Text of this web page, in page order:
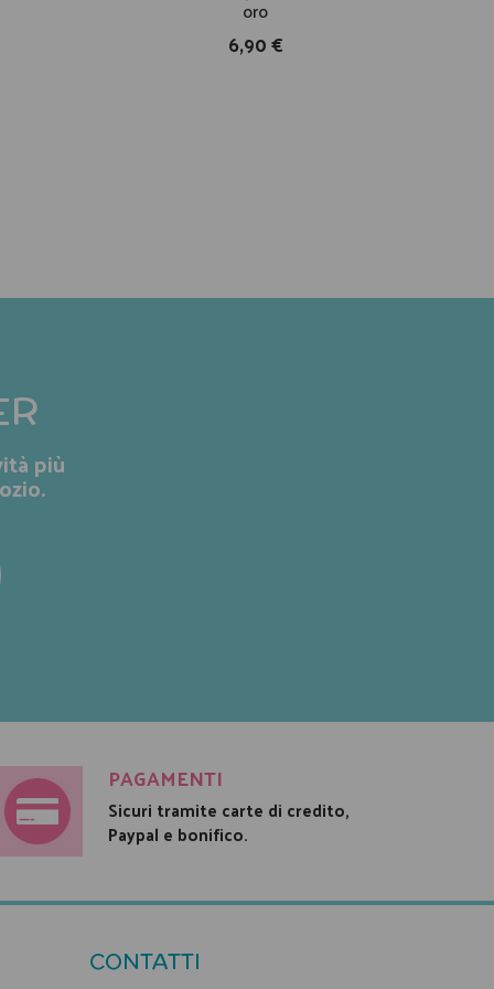
oro
6,90 €
più
PAGAMENTI
Sicuri tramite carte di credito,
Paypal e bonifico.
CONTATTI